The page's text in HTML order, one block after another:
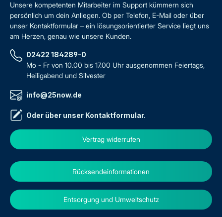
Unsere kompetenten Mitarbeiter im Support kümmern sich
persönlich um dein Anliegen. Ob per Telefon, E-Mail oder über
unser Kontaktformular – ein lösungsorientierter Service liegt uns
am Herzen, genau wie unsere Kunden.
02422 184289-0
Mo - Fr von 10.00 bis 17.00 Uhr ausgenommen Feiertags,
Heiligabend und Silvester
info@25now.de
Oder über unser Kontaktformular.
Vertrag widerrufen
Rücksendeinformationen
Entsorgung und Umweltschutz